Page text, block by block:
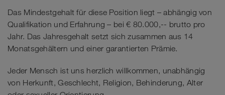
Das Mindestgehalt für diese Position liegt – abhängig von
Qualifikation und Erfahrung – bei € 80.000,-- brutto pro
Jahr. Das Jahresgehalt setzt sich zusammen aus 14
Monatsgehältern und einer garantierten Prämie.
Jeder Mensch ist uns herzlich willkommen, unabhängig
von Herkunft, Geschlecht, Religion, Behinderung, Alter